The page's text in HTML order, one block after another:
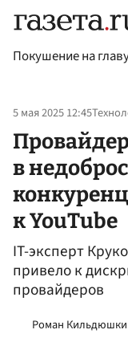
Покушение на
5 мая 2025 12:45
в
к YouTube
IT-эксперт
привело к
провайдеров
Роман